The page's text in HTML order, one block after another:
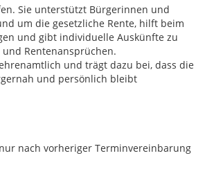
Sie unterstützt Bürgerinnen und
um die gesetzliche Rente, hilft beim
und gibt individuelle Auskünfte zu
Rentenansprüchen.
und trägt dazu bei, dass die
und persönlich bleibt
nach vorheriger Terminvereinbarung